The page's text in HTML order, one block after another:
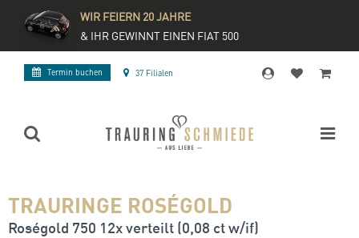
WIR FEIERN 20 JAHRE
& IHR GEWINNT EINEN FIAT 500
Termin buchen 37 Filialen
TRAURINGE ROSÉGOLD
Roségold 750 12x verteilt (0,08 ct w/if)